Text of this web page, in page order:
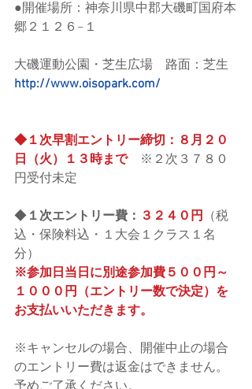
●開催場所：神奈川県中郡大磯町国府本
郷２１２６−１
大磯運動公園・芝生広場　路面：芝生
http://www.oisopark.com/
◆１次早割エントリー締切：８月２０
日（火）１３時まで ※２次３７８０
円受付未定
◆ １次エントリー費： ３２４０円 （税
込・保険料込・１大会１クラス１名
分）
※参加日当日に別途参加費５００円～
１０００円（エントリー数で決定）を
お支払いいただきます。
※キャンセルの場合、開催中止の場合
のエントリー費は返金はできません。